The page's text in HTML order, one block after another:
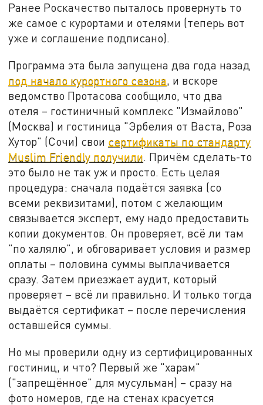
Ранее Роскачество пыталось провернуть то
же самое с курортами и отелями (теперь вот
уже и соглашение подписано).
Программа эта была запущена два года назад
под начало курортного сезона, и вскоре
ведомство Протасова сообщило, что два
отеля – гостиничный комплекс "Измайлово"
(Москва) и гостиница "Эрбелия от Васта, Роза
Хутор" (Сочи) свои сертификаты по стандарту
Muslim Friendly получили. Причём сделать-то
это было не так уж и просто. Есть целая
процедура: сначала подаётся заявка (со
всеми реквизитами), потом с желающим
связывается эксперт, ему надо предоставить
копии документов. Он проверяет, всё ли там
"по халялю", и обговаривает условия и размер
оплаты – половина суммы выплачивается
сразу. Затем приезжает аудит, который
проверяет – всё ли правильно. И только тогда
выдаётся сертификат – после перечисления
оставшейся суммы.
Но мы проверили одну из сертифицированных
гостиниц, и что? Первый же "харам"
("запрещённое" для мусульман) – сразу на
фото номеров, где на стенах красуется